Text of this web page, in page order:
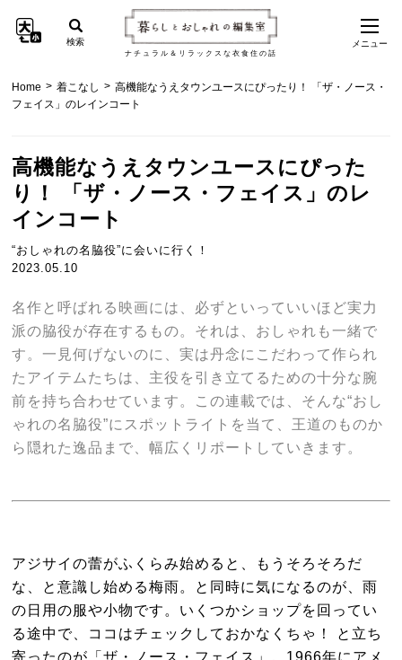
ナチュラル＆リラックスな衣食住の話
検索 メニュー
Home > 着こなし > 高機能なうえタウンユースにぴったり！ 「ザ・ノース・
フェイス」のレインコート
高機能なうえタウンユースにぴった
り！ 「ザ・ノース・フェイス」のレ
インコート
“おしゃれの名脇役”に会いに行く！
2023.05.10
名作と呼ばれる映画には、必ずといっていいほど実力
派の脇役が存在するもの。それは、おしゃれも一緒で
す。一見何げないのに、実は丹念にこだわって作られ
たアイテムたちは、主役を引き立てるための十分な腕
前を持ち合わせています。この連載では、そんな“おし
ゃれの名脇役”にスポットライトを当て、王道のものか
ら隠れた逸品まで、幅広くリポートしていきます。
アジサイの蕾がふくらみ始めると、もうそろそろだ
な、と意識し始める梅雨。と同時に気になるのが、雨
の日用の服や小物です。いくつかショップを回ってい
る途中で、ココはチェックしておかなくちゃ！ と立ち
寄ったのが「ザ・ノース・フェイス」。1966年にアメ